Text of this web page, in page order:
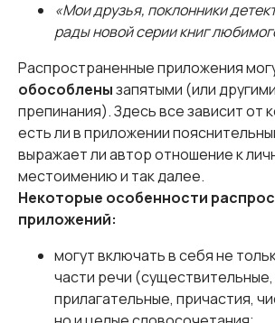
«Мои друзья, поклонники
рады новой серии книг
Распространенные приложения
обособленызапятыми (или
препинания). Здесь все зависит от
есть ли в приложении
выражает ли автор отношение к
местоимению и так далее.
Некоторые особенности
приложений:
могут включать в себя не
части речи (существительные,
прилагательные, причастия,